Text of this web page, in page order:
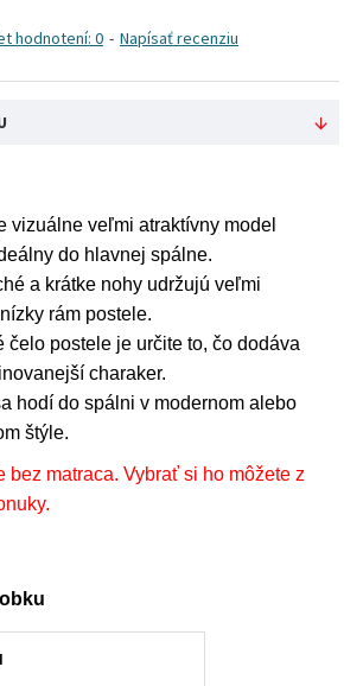
hodnotení: 0 - Napísať recenziu
vizuálne veľmi atraktívny model
do hlavnej spálne.
a krátke nohy udržujú veľmi
rám postele.
čelo postele je určite to, čo dodáva
charaker.
hodí do spálni v modernom alebo
štýle.
bez matraca. Vybrať si ho môžete z